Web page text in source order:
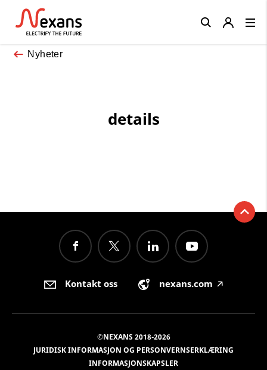
Nyheter
details
Close
Kontakt oss nexans.com 🡥
©NEXANS 2018-2026
JURIDISK INFORMASJON OG PERSONVERNSERKLÆRING
INFORMASJONSKAPSLER